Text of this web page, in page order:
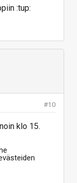
:tup:
#10
klo 15.